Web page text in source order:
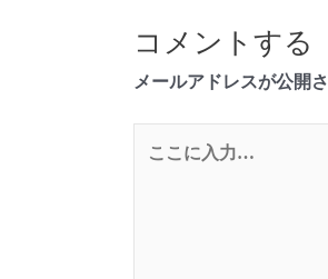
コメントする
メールアドレスが公開